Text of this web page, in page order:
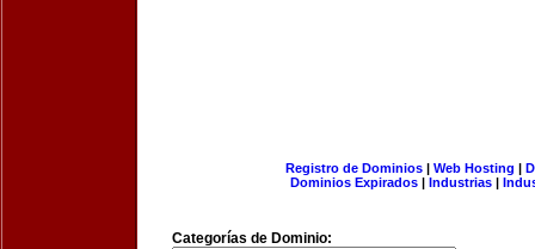
Registro de Dominios| Web Hosting |
Dominios Expirados | Industrias |
Categorías de Dominio: